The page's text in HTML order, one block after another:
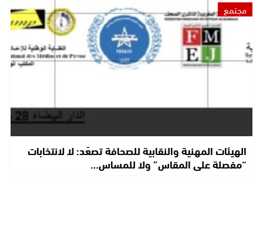
مجتمع
الهيئات المهنية والنقابية للصحافة تصعّد: لا لانتخابات
“مفصلة على المقاس” ولا للمساس…